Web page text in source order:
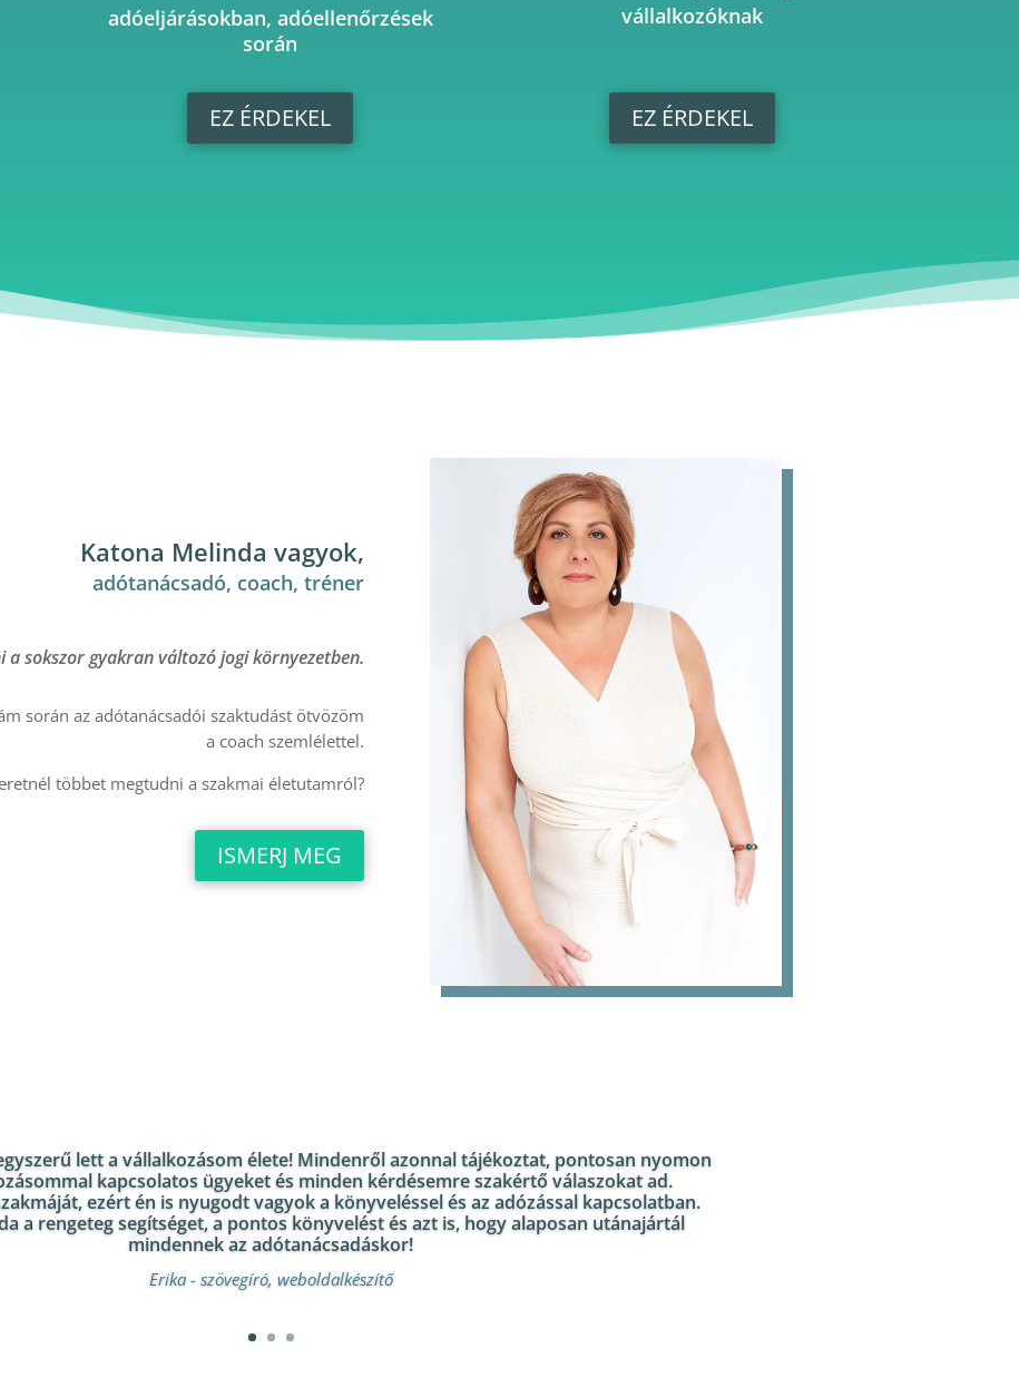
adóeljárásokban, adóellenőrzések
során
vállalkozóknak
EZ ÉRDEKEL EZ ÉRDEKEL
Katona Melinda vagyok,
adótanácsadó, coach, tréner
a sokszor gyakran változó jogi környezetben.
során az adótanácsadói szaktudást ötvözöm
a coach szemlélettel.
többet megtudni a szakmai életutamról?
ISMERJ MEG
lett a vállalkozásom élete! Mindenről azonnal tájékoztat, pontosan nyomon
kapcsolatos ügyeket és minden kérdésemre szakértő válaszokat ad.
ezért én is nyugodt vagyok a könyveléssel és az adózással kapcsolatban.
a rengeteg segítséget, a pontos könyvelést és azt is, hogy alaposan utánajártál
mindennek az adótanácsadáskor!
Erika - szövegíró, weboldalkészítő